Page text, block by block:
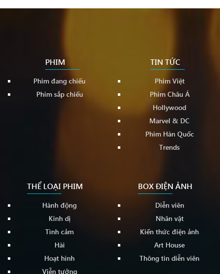
PHIM
Phim đang chiếu
Phim sắp chiếu
TIN TỨC
Phim Việt
Phim Châu Á
Hollywood
Marvel & DC
Phim Hàn Quốc
Trends
THỂ LOẠI PHIM
Hành động
Kinh dị
Tình cảm
Hài
Hoạt hình
Viễn tưởng
BOX ĐIỆN ẢNH
Diễn viên
Nhân vật
Kiến thức điện ảnh
Art House
Thông tin diễn viên